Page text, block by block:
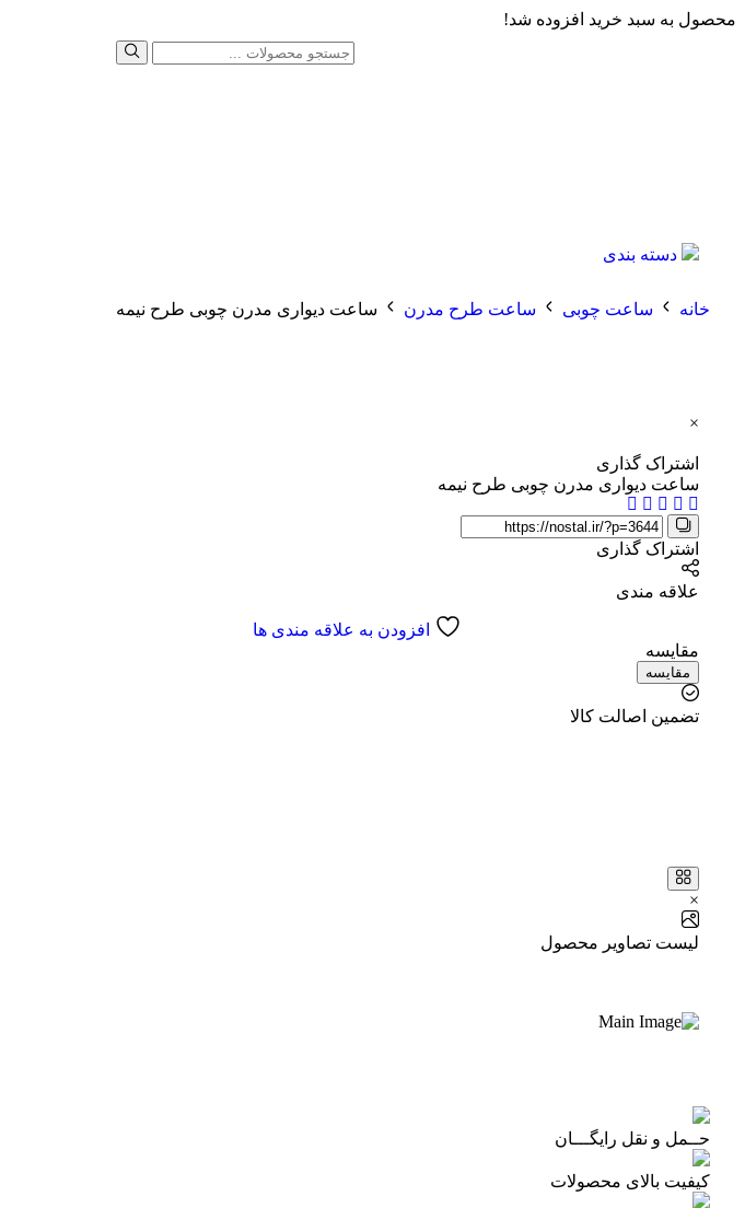
محصول به سبد خرید افزوده شد!
دسته بندی
خانه ساعت چوبی ساعت طرح مدرن ساعت دیواری مدرن چوبی طرح نیمه
×
اشتراک گذاری
ساعت دیواری مدرن چوبی طرح نیمه
اشتراک گذاری
علاقه مندی
افزودن به علاقه مندی ها
مقایسه
مقایسه
تضمین اصالت کالا
×
لیست تصاویر محصول
حــمل و نقل رایگـــان
کیفیت بالای محصولات